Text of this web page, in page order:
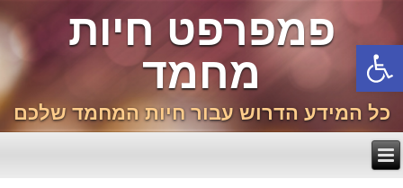
פתח סרגל נגישותפמפרפט חיות
מחמד
כל המידע הדרוש עבור חיות המחמד שלכם